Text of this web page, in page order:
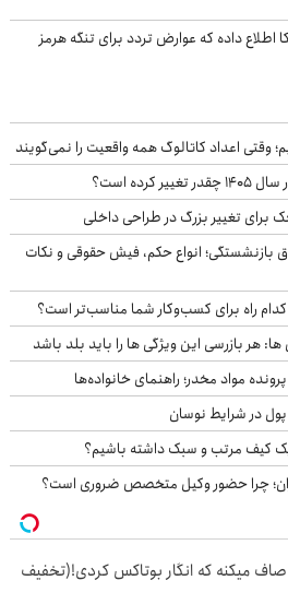
داده که عوارض تردد برای تنگه هرمز
اعداد کاتالوگ همه واقعیت را نمی‌گویند
است؟
برای تغییر بزرگ در طراحی داخلی
بازنشستگی؛ انواع حکم، فیش حقوقی و نکات
کدام راه برای کسب‌وکار شما مناسب‌تر است؟
هر بازرسی این ویژگی ها را باید بلد باشد
در شرایط نوسان
کیف مرتب و سبک داشته باشیم؟
چرا حضور وکیل متخصص ضروری است؟
میکنه که انگار بوتاکس کردی!(تخفیف